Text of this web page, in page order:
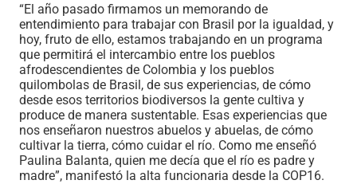
“El año pasado firmamos un memorando de
entendimiento para trabajar con Brasil por la igualdad, y
hoy, fruto de ello, estamos trabajando en un programa
que permitirá el intercambio entre los pueblos
afrodescendientes de Colombia y los pueblos
quilombolas de Brasil, de sus experiencias, de cómo
desde esos territorios biodiversos la gente cultiva y
produce de manera sustentable. Esas experiencias que
nos enseñaron nuestros abuelos y abuelas, de cómo
cultivar la tierra, cómo cuidar el río. Como me enseñó
Paulina Balanta, quien me decía que el río es padre y
madre”, manifestó la alta funcionaria desde la COP16.